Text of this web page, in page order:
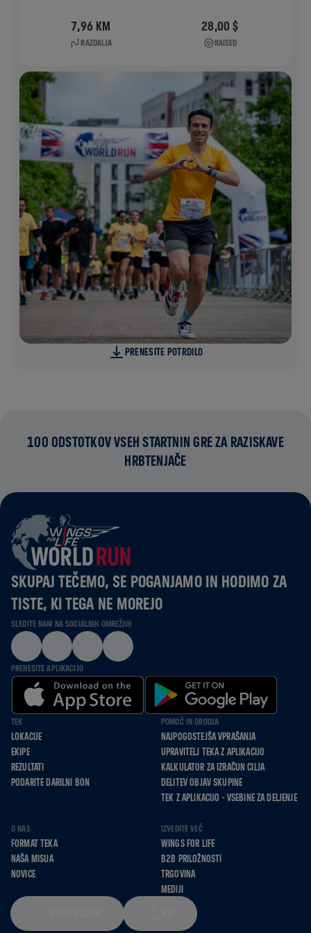
7,96 KM
RAZDALJA
28,00 $
RAISED
PRENESITE POTRDILO
100 ODSTOTKOV VSEH STARTNIN GRE ZA RAZISKAVE
HRBTENJAČE
SKUPAJ TEČEMO, SE POGANJAMO IN HODIMO ZA
TISTE, KI TEGA NE MOREJO
SLEDITE NAM NA SOCIALNIH OMREŽJIH
PRENESITE APLIKACIJO
TEK
LOKACIJE
EKIPE
REZULTATI
PODARITE DARILNI BON
POMOČ IN ORODJA
NAJPOGOSTEJŠA VPRAŠANJA
UPRAVITELJ TEKA Z APLIKACIJO
KALKULATOR ZA IZRAČUN CILJA
DELITEV OBJAV SKUPINE
TEK Z APLIKACIJO - VSEBINE ZA DELJENJE
O NAS
FORMAT TEKA
NAŠA MISIJA
NOVICE
IZVEDITE VEČ
WINGS FOR LIFE
B2B PRILOŽNOSTI
TRGOVINA
MEDIJI